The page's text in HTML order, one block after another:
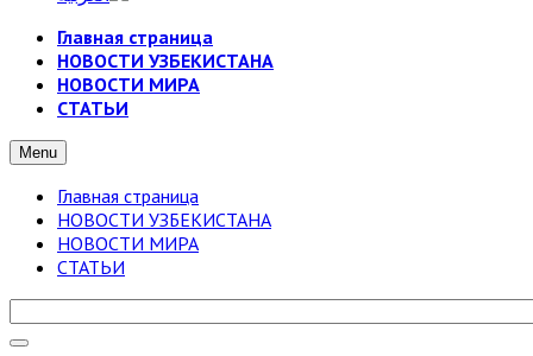
Главная страница
НОВОСТИ УЗБЕКИСТАНА
НОВОСТИ МИРА
СТАТЬИ
Menu
Главная страница
НОВОСТИ УЗБЕКИСТАНА
НОВОСТИ МИРА
СТАТЬИ